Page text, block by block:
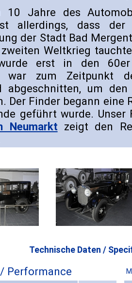
10 Jahre des
allerdings, dass
der Stadt Bad
Weltkrieg
erst in den 60er
war zum Zeitpunkt
abgeschnitten, um
Der Finder begann eine
geführt wurde.
Neumarkt zeigt den
Technische Daten /
Performance